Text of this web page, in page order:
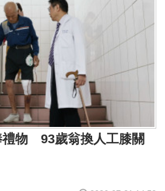
禮物 93歲翁換人工膝關